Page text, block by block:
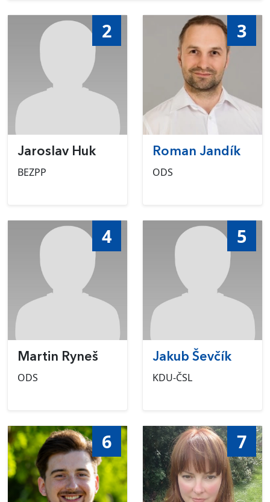
2
Jaroslav Huk
BEZPP
3
Roman Jandík
ODS
4
Martin Ryneš
ODS
5
Jakub Ševčík
KDU-ČSL
6 7